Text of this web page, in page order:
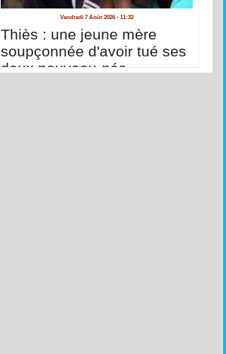
Vendredi 7 Août 2026 - 11:32
Thiès : une jeune mère
soupçonnée d'avoir tué ses
deux nouveau-nés